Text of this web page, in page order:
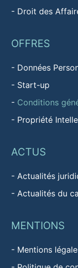
- Droit des
OFFRES
- Données
- Start-up
- Conditions
- Propriété
ACTUS
- Actualités
- Actualités du
MENTIONS
- Mentions